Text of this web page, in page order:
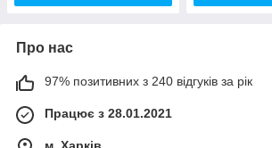
Про нас
97% позитивних з 240 відгуків за рік
Працює з 28.01.2021